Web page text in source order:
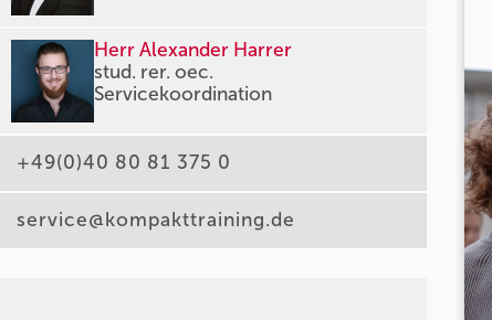
Herr Alexander Harrer
stud. rer. oec.
Servicekoordination
+49(0)40 80 81 375 0
service@kompakttraining.de